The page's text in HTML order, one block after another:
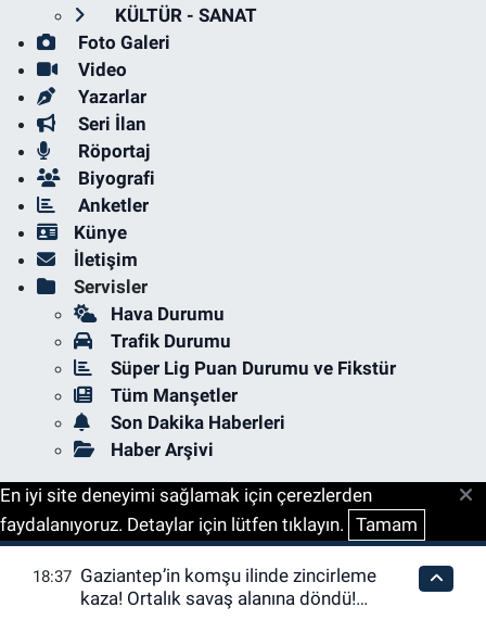
KÜLTÜR - SANAT
Foto Galeri
Video
Yazarlar
Seri İlan
Röportaj
Biyografi
Anketler
Künye
İletişim
Servisler
Hava Durumu
Trafik Durumu
Süper Lig Puan Durumu ve Fikstür
Tüm Manşetler
Son Dakika Haberleri
Haber Arşivi
En iyi site deneyimi sağlamak için çerezlerden
faydalanıyoruz. Detaylar için lütfen tıklayın. Tamam
18:37 Gaziantep’in komşu ilinde zincirleme
kaza! Ortalık savaş alanına döndü!